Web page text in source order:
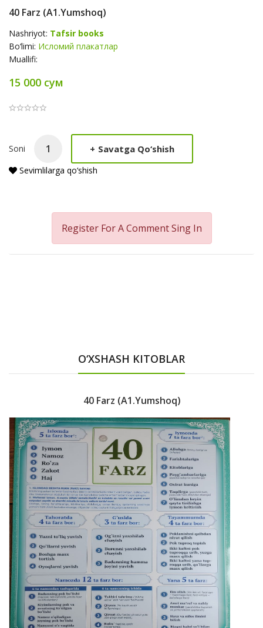
40 Farz (A1.yumshoq)
Nashriyot: Tafsir books
Bo‘limi: Исломий плакатлар
Muallifi:
15 000 сум
Product
Summery
Soni + Savatga Qo‘shish
Sevimlilarga qo‘shish
Register For A CommentSing In
O‘XSHASH KITOBLAR
40 Farz (A1.yumshoq)